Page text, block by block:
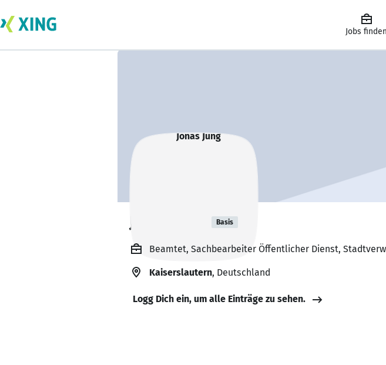
Jobs finden
Jonas Jung Basis
Beamtet, Sachbearbeiter Öffentlicher Dienst,
Kaiserslautern, Deutschland
Logg Dich ein, um alle Einträge zu sehen.